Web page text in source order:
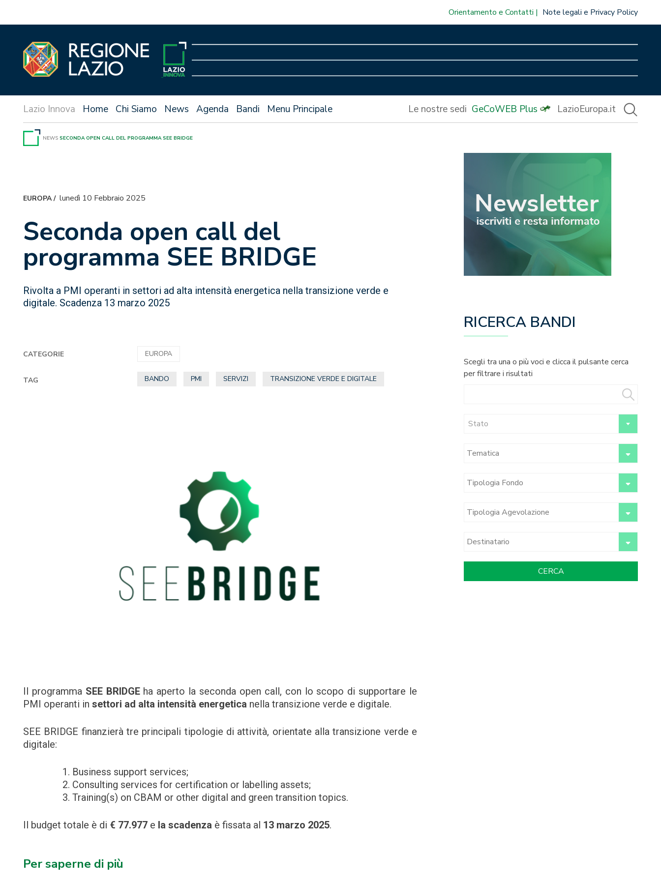
Orientamento e Contatti Note legali e Privacy Policy
Home Chi Siamo News Agenda Bandi Menu Principale Le nostre sedi GeCoWEB Plus LazioEuropa.it
NEWS SECONDA OPEN CALL DEL PROGRAMMA SEE BRIDGE
EUROPA/ lunedì 10 Febbraio 2025
Seconda open call del
programma SEE BRIDGE
Rivolta a PMI operanti in settori ad alta intensità energetica nella transizione verde e
digitale. Scadenza 13 marzo 2025
CATEGORIE EUROPA
TAG BANDO PMI SERVIZI TRANSIZIONE VERDE E DIGITALE
Il programma SEE BRIDGEha aperto la seconda open call, con lo scopo di supportare le
PMI operanti in settori ad alta intensità energetica nella transizione verde e digitale.
SEE BRIDGE finanzierà tre principali tipologie di attività, orientate alla transizione verde e
digitale:
Business support services;
Consulting services for certification or labelling assets;
Training(s) on CBAM or other digital and green transition topics.
Il budget totale è di € 77.977 e la scadenza è fissata al 13 marzo 2025.
Per saperne di più
RICERCA BANDI
Scegli tra una o più voci e clicca il pulsante cerca
per filtrare i risultati
Stato